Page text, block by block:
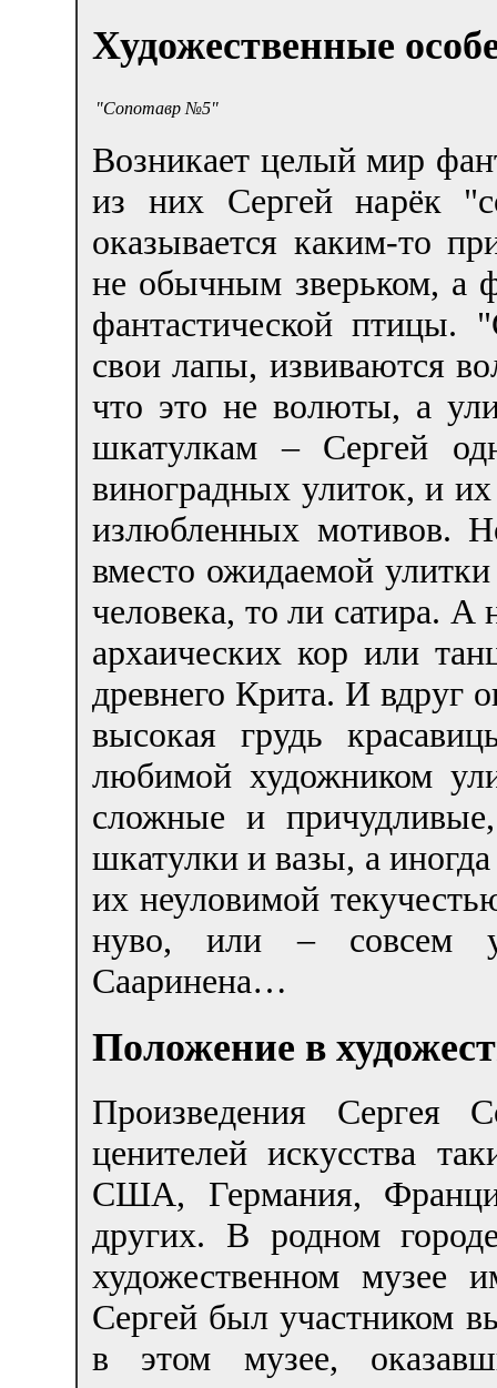
Художественные
"Сопотавр №5"
Возникает целый мир
из них Сергей нарёк
оказывается каким-то
не обычным зверьком,
фантастической птицы.
свои лапы, извиваются
что это не волюты, а
шкатулкам – Сергей
виноградных улиток, и
излюбленных мотивов.
вместо ожидаемой
человека, то ли сатира.
архаических кор или
древнего Крита. И вдруг
высокая грудь
любимой художником
сложные и
шкатулки и вазы, а
их неуловимой
нуво, или – совсем
Сааринена…
Положение в
Произведения Сергея
ценителей искусства
США, Германия,
других. В родном
художественном музее
Сергей был участником
в этом музее,